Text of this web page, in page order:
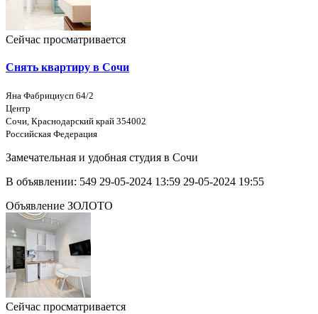
Сейчас просматривается
Снять квартиру в Сочи
Яна Фабрициусп 64/2
Центр
Сочи, Краснодарский край 354002
Российская Федерация
Замечательная и удобная студия в Сочи
В объявлении: 549 29-05-2024 13:59 29-05-2024 19:55
Объявление ЗОЛОТО
Сейчас просматривается